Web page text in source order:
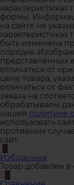
характеристиках
формы.
на сайте не
характеристиках
быть изменена
порядке.
представленных
отличаться от
цене товара,
отличаться от
заказа на
обрабатываем
нашей политике
использовать
противном
сайт.
0
Избранные
Товар добавлен
0